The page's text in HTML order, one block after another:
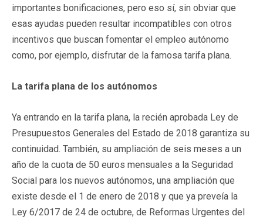
importantes bonificaciones, pero eso sí, sin obviar que
esas ayudas pueden resultar incompatibles con otros
incentivos que buscan fomentar el empleo autónomo
como, por ejemplo, disfrutar de la famosa tarifa plana.
La tarifa plana de los autónomos
Ya entrando en la tarifa plana, la recién aprobada Ley de
Presupuestos Generales del Estado de 2018 garantiza su
continuidad. También, su ampliación de seis meses a un
año de la cuota de 50 euros mensuales a la Seguridad
Social para los nuevos autónomos, una ampliación que
existe desde el 1 de enero de 2018 y que ya preveía la
Ley 6/2017 de 24 de octubre, de Reformas Urgentes del